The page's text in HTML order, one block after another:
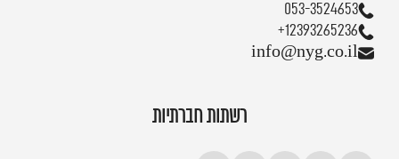
053-3524653
+12393265236
info@nyg.co.il
רשתות חברתיות